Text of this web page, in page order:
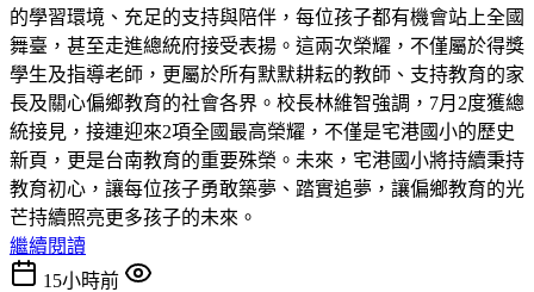
的學習環境、充足的支持與陪伴，每位孩子都有機會站上全國
舞臺，甚至走進總統府接受表揚。這兩次榮耀，不僅屬於得獎
學生及指導老師，更屬於所有默默耕耘的教師、支持教育的家
長及關心偏鄉教育的社會各界。校長林維智強調，7月2度獲總
統接見，接連迎來2項全國最高榮耀，不僅是宅港國小的歷史
新頁，更是台南教育的重要殊榮。未來，宅港國小將持續秉持
教育初心，讓每位孩子勇敢築夢、踏實追夢，讓偏鄉教育的光
芒持續照亮更多孩子的未來。
繼續閱讀
15小時前